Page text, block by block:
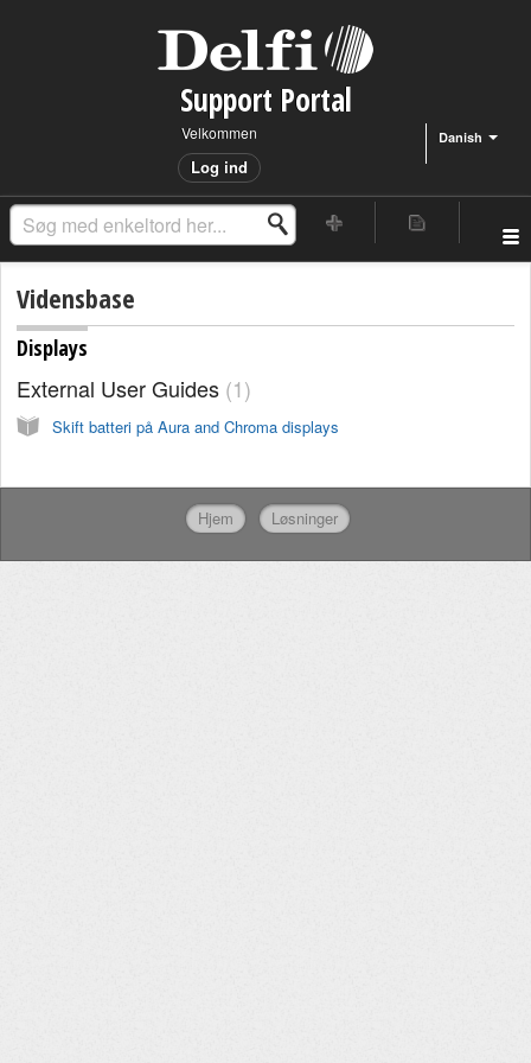
Support Portal
Danish
Velkommen
Log ind
Vidensbase
Displays
External User Guides 1
Skift batteri på Aura and Chroma displays
Hjem Løsninger